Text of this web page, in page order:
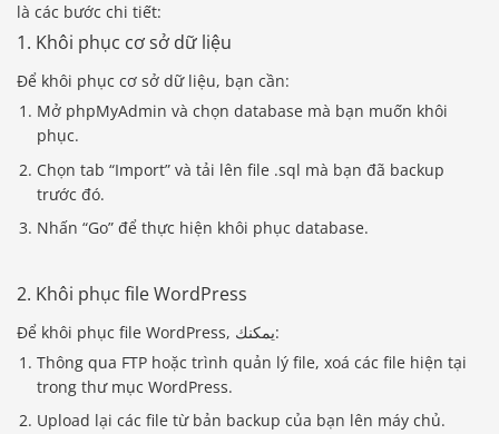
là các bước chi tiết:
1. Khôi phục cơ sở dữ liệu
Để khôi phục cơ sở dữ liệu, bạn cần:
Mở phpMyAdmin và chọn database mà bạn muốn khôi
phục.
Chọn tab “Import” và tải lên file .sql mà bạn đã backup
trước đó.
Nhấn “Go” để thực hiện khôi phục database.
2. Khôi phục file WordPress
Để khôi phục file WordPress, يمكنك:
Thông qua FTP hoặc trình quản lý file, xoá các file hiện tại
trong thư mục WordPress.
Upload lại các file từ bản backup của bạn lên máy chủ.